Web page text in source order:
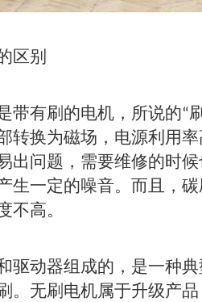
区别
有刷的电机，所说的“
转换为磁场，电源利用
出问题，需要维修的时
生一定的噪音。而且，
不高。
动器组成的，是一种典
。无刷电机属于升级产